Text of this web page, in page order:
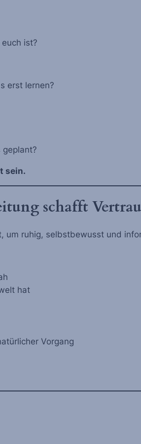
ist?
erst lernen?
sein.
schafft
um ruhig, selbstbewusst und
hat
Vorgang